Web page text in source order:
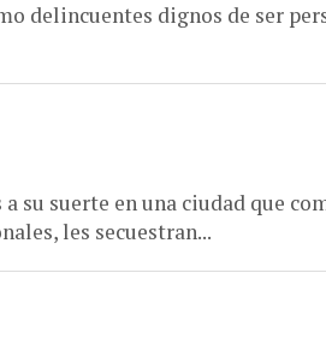
delincuentes dignos de ser
su suerte en una ciudad que
les secuestran...